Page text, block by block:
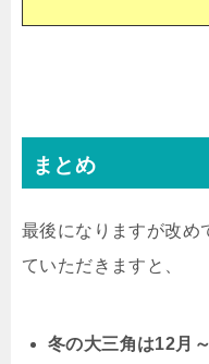
まとめ
最後になりますが改め
ていただきますと、
冬の大三角は12月